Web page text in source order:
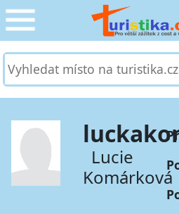
CESTOVÁNÍ
SLUŽBY & DOPRAVA ›
PRO TURISTY ›
MOJE TURISTIKA ›
Lucie
Komárková